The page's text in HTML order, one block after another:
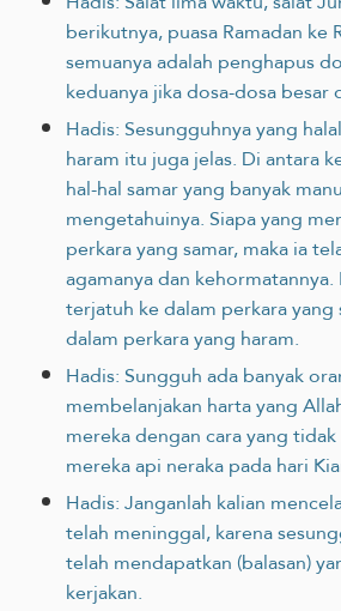
berikutnya, puasa Ramadan ke
semuanya adalah penghapus
keduanya jika dosa-dosa besar
Hadis: Sesungguhnya yang
haram itu juga jelas. Di antara
hal-hal samar yang banyak
mengetahuinya. Siapa yang
perkara yang samar, maka ia
agamanya dan
terjatuh ke dalam perkara yang
dalam perkara yang haram.
Hadis: Sungguh ada banyak
membelanjakan harta yang
mereka dengan cara yang
mereka api neraka pada hari
Hadis: Janganlah kalian
telah meninggal, karena
telah mendapatkan (balasan)
kerjakan.